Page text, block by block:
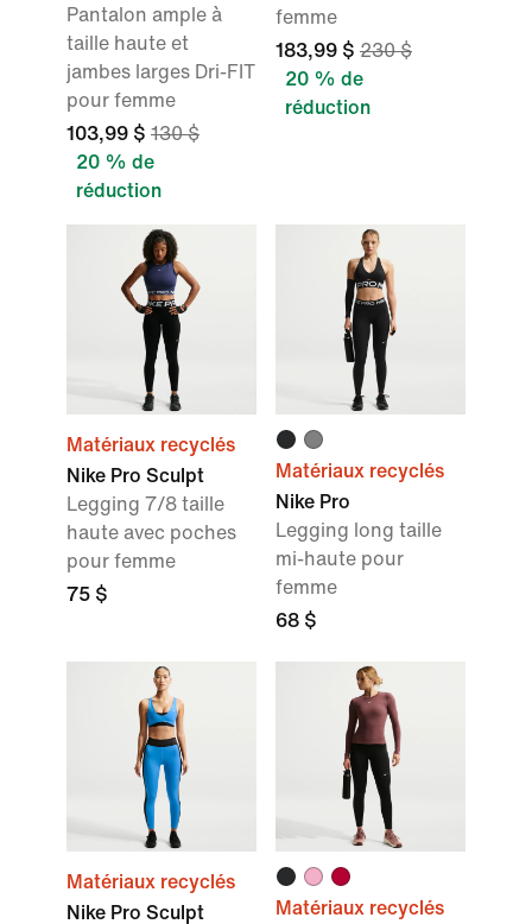
Pantalon ample à
taille haute et
jambes larges Dri-FIT
pour femme
103,99 $ 130 $
20 % de
réduction
femme
183,99 $ 230 $
20 % de
réduction
Matériaux recyclés
Nike Pro Sculpt
Legging 7/8 taille
haute avec poches
pour femme
75 $
Matériaux recyclés
Nike Pro
Legging long taille
mi-haute pour
femme
68 $
Matériaux recyclés
Nike Pro Sculpt
Matériaux recyclés